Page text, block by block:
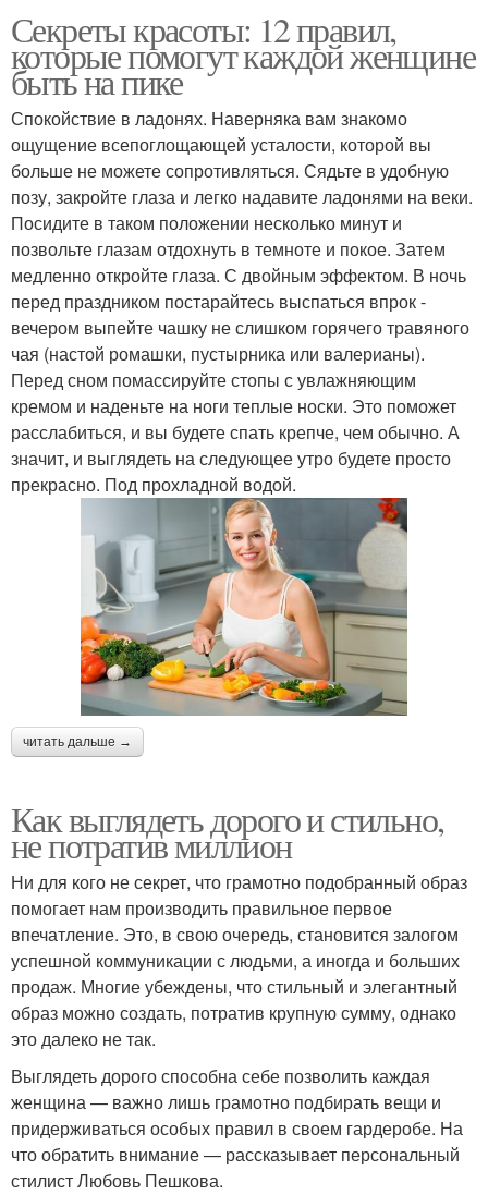
Секреты красоты: 12 правил,
которые помогут каждой женщине
быть на пике
Спокойствие в ладонях. Наверняка вам знакомо
ощущение всепоглощающей усталости, которой вы
больше не можете сопротивляться. Сядьте в удобную
позу, закройте глаза и легко надавите ладонями на веки.
Посидите в таком положении несколько минут и
позвольте глазам отдохнуть в темноте и покое. Затем
медленно откройте глаза. С двойным эффектом. В ночь
перед праздником постарайтесь выспаться впрок -
вечером выпейте чашку не слишком горячего травяного
чая (настой ромашки, пустырника или валерианы).
Перед сном помассируйте стопы с увлажняющим
кремом и наденьте на ноги теплые носки. Это поможет
расслабиться, и вы будете спать крепче, чем обычно. А
значит, и выглядеть на следующее утро будете просто
прекрасно. Под прохладной водой.
читать дальше →
Как выглядеть дорого и стильно,
не потратив миллион
Ни для кого не секрет, что грамотно подобранный образ
помогает нам производить правильное первое
впечатление. Это, в свою очередь, становится залогом
успешной коммуникации с людьми, а иногда и больших
продаж. Многие убеждены, что стильный и элегантный
образ можно создать, потратив крупную сумму, однако
это далеко не так.
Выглядеть дорого способна себе позволить каждая
женщина — важно лишь грамотно подбирать вещи и
придерживаться особых правил в своем гардеробе. На
что обратить внимание — рассказывает персональный
стилист Любовь Пешкова.